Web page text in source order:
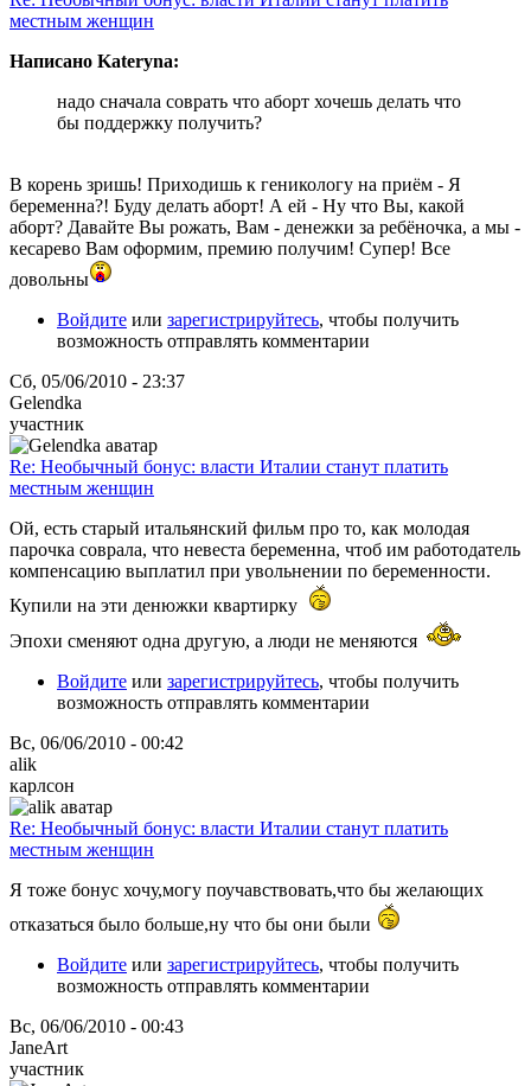
местным женщин
Написано Kateryna:
надо сначала соврать что аборт хочешь делать что
бы поддержку получить?
В корень зришь! Приходишь к геникологу на приём - Я
беременна?! Буду делать аборт! А ей - Ну что Вы, какой
аборт? Давайте Вы рожать, Вам - денежки за ребёночка, а мы -
кесарево Вам оформим, премию получим! Супер! Все
довольны
Войдите или зарегистрируйтесь, чтобы получить
возможность отправлять комментарии
Сб, 05/06/2010 - 23:37
Gelendka
участник
Re: Необычный бонус: власти Италии станут платить
местным женщин
Ой, есть старый итальянский фильм про то, как молодая
парочка соврала, что невеста беременна, чтоб им работодатель
компенсацию выплатил при увольнении по беременности.
Купили на эти денюжки квартирку
Эпохи сменяют одна другую, а люди не меняются
Войдите или зарегистрируйтесь, чтобы получить
возможность отправлять комментарии
Вс, 06/06/2010 - 00:42
alik
карлсон
Re: Необычный бонус: власти Италии станут платить
местным женщин
Я тоже бонус хочу,могу поучавствовать,что бы желающих
отказаться было больше,ну что бы они были
Войдите или зарегистрируйтесь, чтобы получить
возможность отправлять комментарии
Вс, 06/06/2010 - 00:43
JaneArt
участник